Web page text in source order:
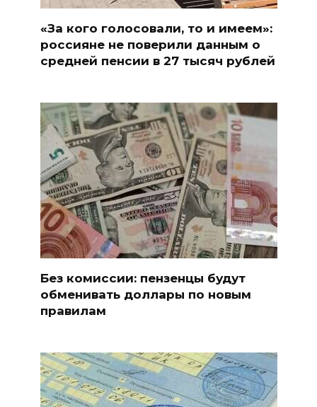
«За кого голосовали, то и имеем»:
россияне не поверили данным о
средней пенсии в 27 тысяч рублей
Без комиссии: пензенцы будут
обменивать доллары по новым
правилам